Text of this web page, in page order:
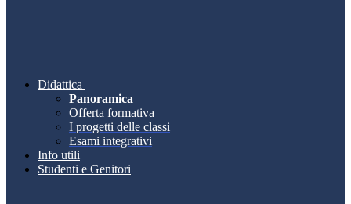
Didattica
Panoramica
Offerta formativa
I progetti delle classi
Esami integrativi
Info utili
Studenti e Genitori